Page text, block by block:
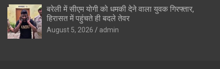
बरेली में सीएम योगी को धमकी देने वाला युवक गिरफ्तार,
हिरासत में पहुंचते ही बदले तेवर
August 5, 2026 admin